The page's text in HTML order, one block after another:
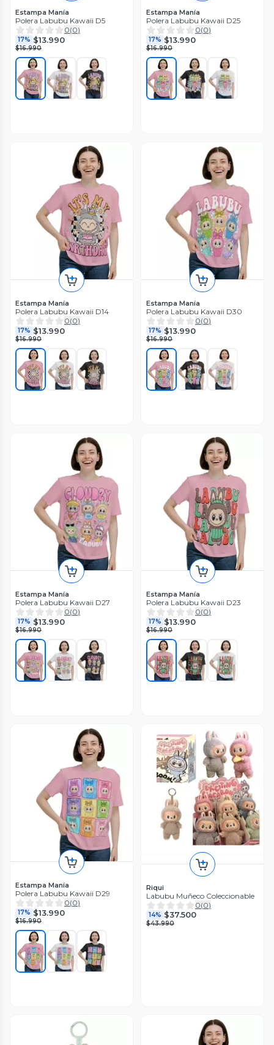
Estampa Manía
Polera Labubu Kawaii D5
0(0)
17% $13.990
$16.990
Estampa Manía
Polera Labubu Kawaii D25
0(0)
17% $13.990
$16.990
Estampa Manía
Polera Labubu Kawaii D14
0(0)
17% $13.990
$16.990
Estampa Manía
Polera Labubu Kawaii D30
0(0)
17% $13.990
$16.990
Estampa Manía
Polera Labubu Kawaii D27
0(0)
17% $13.990
$16.990
Estampa Manía
Polera Labubu Kawaii D23
0(0)
17% $13.990
$16.990
Estampa Manía
Polera Labubu Kawaii D29
0(0)
17% $13.990
$16.990
Riqui
Labubu Muñeco Coleccionable
0(0)
14% $37.500
$43.990